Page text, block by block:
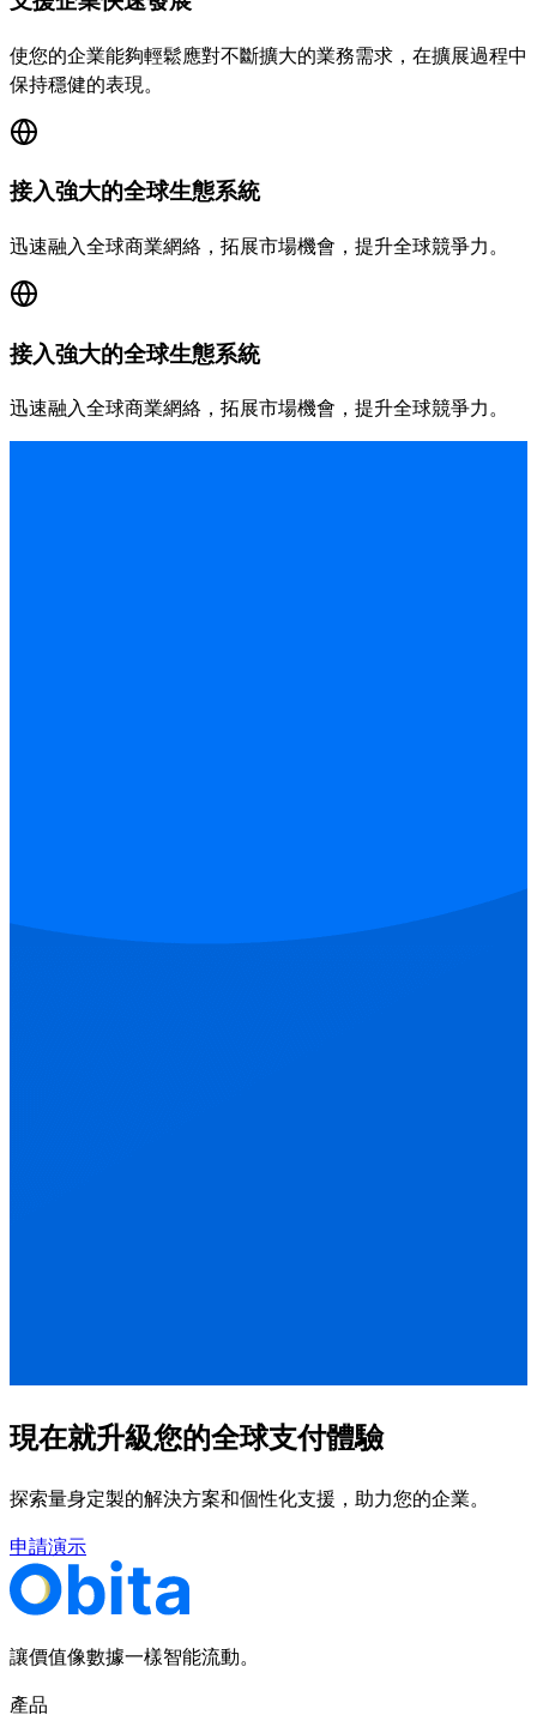
使您的企業能夠輕鬆應對不斷擴大的業務需求，在擴展過程中
保持穩健的表現。
接入強大的全球生態系統
迅速融入全球商業網絡，拓展市場機會，提升全球競爭力。
接入強大的全球生態系統
迅速融入全球商業網絡，拓展市場機會，提升全球競爭力。
現在就升級您的全球支付體驗
探索量身定製的解決方案和個性化支援，助力您的企業。
申請演示
讓價值像數據一樣智能流動。
產品